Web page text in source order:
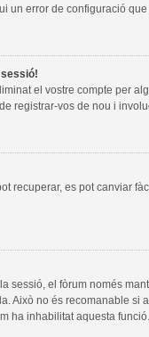
un error de configuració que
el vostre compte per
registrar-vos de nou i
recuperar, es pot canviar
sessió, el fòrum només
Això no és recomanable
ha inhabilitat aquesta funció.